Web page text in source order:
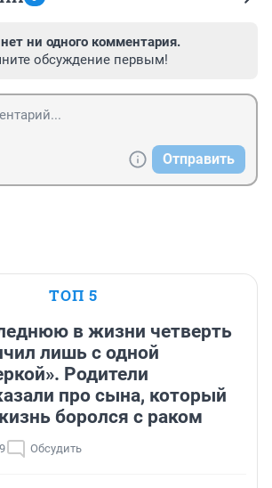
ни одного комментария.
обсуждение первым!
Отправить
ТОП 5
в жизни четверть
лишь с одной
Родители
про сына, который
боролся с раком
Обсудить